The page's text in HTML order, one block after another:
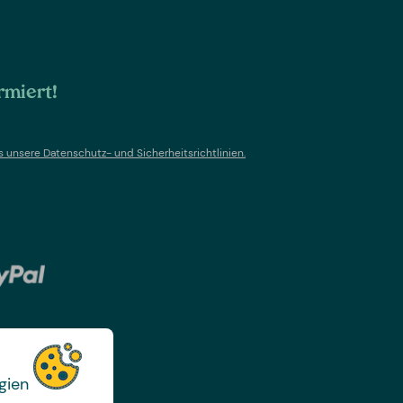
unsere Datenschutz- und Sicherheitsrichtlinien.